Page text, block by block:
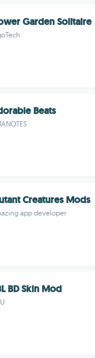
Garden Solitaire
Beats
Creatures Mods
app developer
BD Skin Mod